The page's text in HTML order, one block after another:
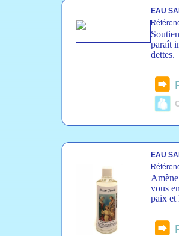
EAU
paraît
dettes.
EAU
vous
paix et